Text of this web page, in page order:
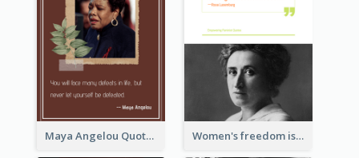
Maya Angelou Quote 02 Women's freedom is the sign of social freedom. ―Rosa Luxemburg